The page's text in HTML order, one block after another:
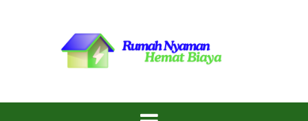
Gaya Rumah